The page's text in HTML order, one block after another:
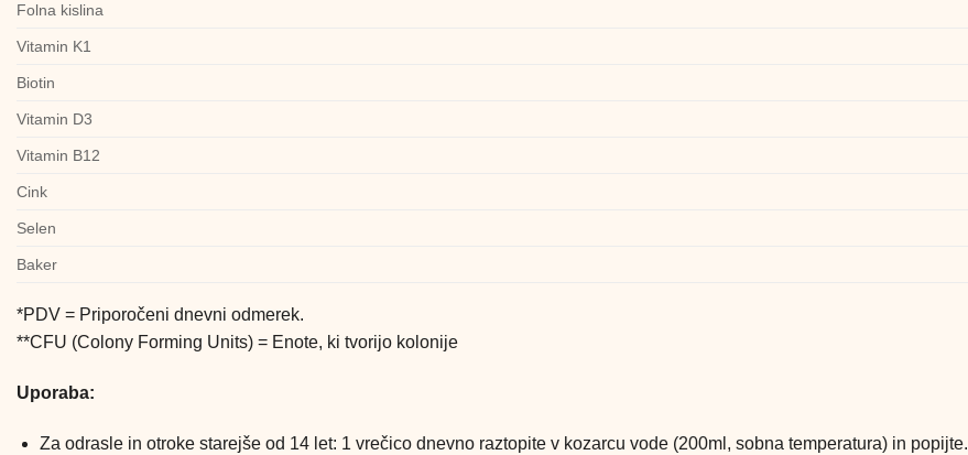
Folna kislina
Vitamin K1
Biotin
Vitamin D3
Vitamin B12
Cink
Selen
Baker
*PDV = Priporočeni dnevni odmerek.
**CFU (Colony Forming Units) = Enote, ki tvorijo kolonije
Uporaba:
Za odrasle in otroke starejše od 14 let: 1 vrečico dnevno raztopite v kozarcu vode (200ml, sobna temperatura) in popijte.